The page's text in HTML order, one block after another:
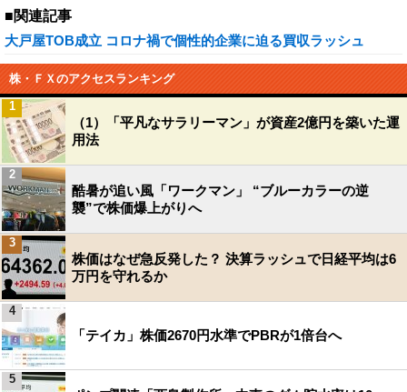
■関連記事
大戸屋TOB成立 コロナ禍で個性的企業に迫る買収ラッシュ
株・ＦＸのアクセスランキング
（1）「平凡なサラリーマン」が資産2億円を築いた運
用法
1
酷暑が追い風「ワークマン」 “ブルーカラーの逆
襲”で株価爆上がりへ
2
株価はなぜ急反発した？ 決算ラッシュで日経平均は6
万円を守れるか
3
「テイカ」株価2670円水準でPBRが1倍台へ
4
5